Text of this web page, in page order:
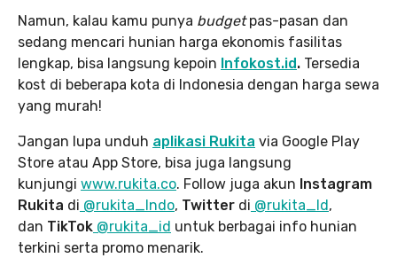
Namun, kalau kamu punya budgetpas-pasan dan
sedang mencari hunian harga ekonomis fasilitas
lengkap, bisa langsung kepoin Infokost.id . Tersedia
kost di beberapa kota di Indonesia dengan harga sewa
yang murah!
Jangan lupa unduh aplikasi Rukita via Google Play
Store atau App Store, bisa juga langsung
kunjungi www.rukita.co. Follow juga akun Instagram
Rukita di @rukita_Indo, Twitter di @rukita_Id ,
dan TikTok @rukita_id untuk berbagai info hunian
terkini serta promo menarik.